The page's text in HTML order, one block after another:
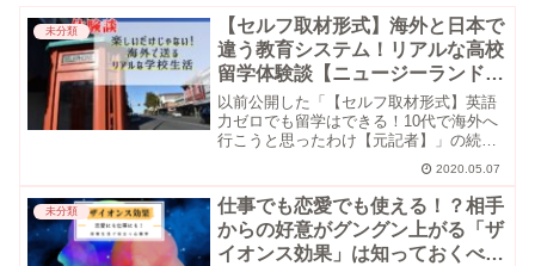
未分類
【セルフ取材形式】海外と日本で
違う教育システム！リアルな高校
留学体験談【ニュージーランド
版】
以前公開した「【セルフ取材形式】英語
力ゼロでも留学はできる！10代で海外へ
行こうと思ったわけ【元記者】」の続き
として、海外（ニュージーランド）と日
本で違う高校生活についてお話していこ
うと思います。またもや元記者の筆者
（@MochaConne...
2020.05.07
未分類
仕事でも恋愛でも使える！？相手
からの好意がグングン上がる「ザ
イオンス効果」は知っておくべき